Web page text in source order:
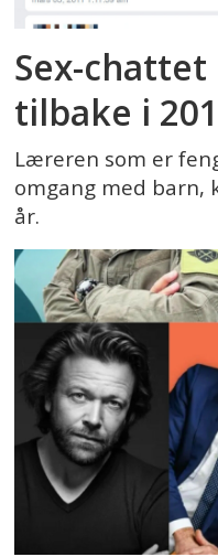
Sex-
tilbake i
Læreren som er
omgang med barn,
år.